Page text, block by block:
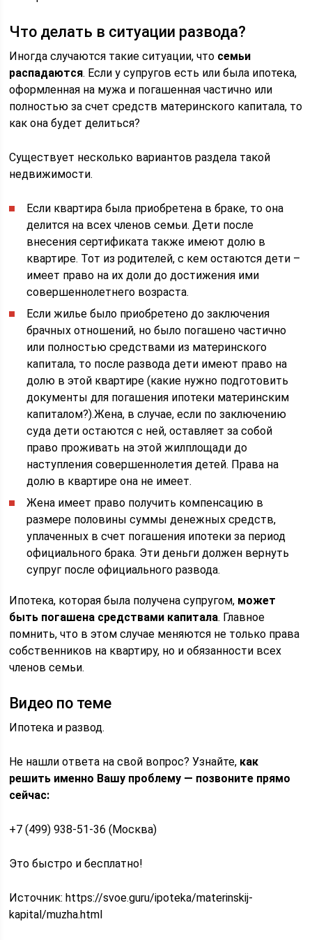
Что делать в ситуации развода?
Иногда случаются такие ситуации, что семьи
распадаются. Если у супругов есть или была ипотека,
оформленная на мужа и погашенная частично или
полностью за счет средств материнского капитала, то
как она будет делиться?
Существует несколько вариантов раздела такой
недвижимости.
Если квартира была приобретена в браке, то она
делится на всех членов семьи. Дети после
внесения сертификата также имеют долю в
квартире. Тот из родителей, с кем остаются дети –
имеет право на их доли до достижения ими
совершеннолетнего возраста.
Если жилье было приобретено до заключения
брачных отношений, но было погашено частично
или полностью средствами из материнского
капитала, то после развода дети имеют право на
долю в этой квартире (какие нужно подготовить
документы для погашения ипотеки материнским
капиталом?).Жена, в случае, если по заключению
суда дети остаются с ней, оставляет за собой
право проживать на этой жилплощади до
наступления совершеннолетия детей. Права на
долю в квартире она не имеет.
Жена имеет право получить компенсацию в
размере половины суммы денежных средств,
уплаченных в счет погашения ипотеки за период
официального брака. Эти деньги должен вернуть
супруг после официального развода.
Ипотека, которая была получена супругом, может
быть погашена средствами капитала. Главное
помнить, что в этом случае меняются не только права
собственников на квартиру, но и обязанности всех
членов семьи.
Видео по теме
Ипотека и развод.
Не нашли ответа на свой вопрос? Узнайте, как
решить именно Вашу проблему — позвоните прямо
сейчас:
+7 (499) 938-51-36 (Москва)
Это быстро и бесплатно!
Источник:https://svoe.guru/ipoteka/materinskij-
kapital/muzha.html